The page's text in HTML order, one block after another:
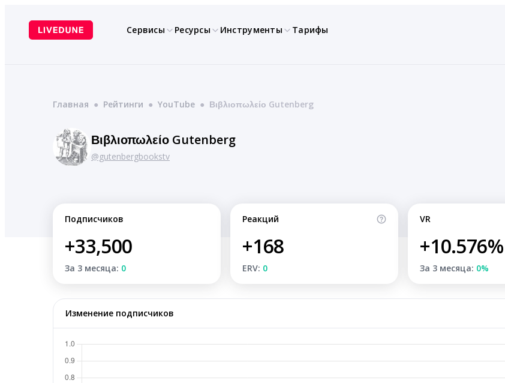
содержимому
Сервисы Ресурсы Инструменты Тарифы
Главная ● Рейтинги ● YouTube ● Βιβλιοπωλείο Gutenberg
Βιβλιοπωλείο Gutenberg
@gutenbergbookstv
Подписчиков
+33,500
За 3 месяца: 0
Реакций
+168
ERV: 0
VR
+10.576%
За 3 месяца: 0%
Изменение подписчиков